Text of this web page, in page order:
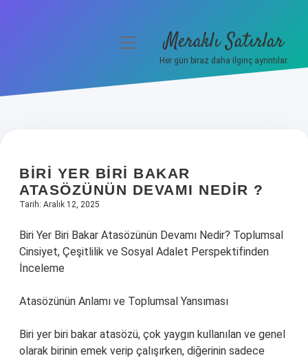
Hakkımızda
menüyü
Meraklı Satırlar
Her gün biraz daha ilginç ayrıntılar.
BIRI YER BIRI BAKAR
ATASÖZÜNÜN DEVAMI NEDIR ?
Tarih: Aralık 12, 2025
Biri Yer Biri Bakar Atasözünün Devamı Nedir? Toplumsal
Cinsiyet, Çeşitlilik ve Sosyal Adalet Perspektifinden
İnceleme
Atasözünün Anlamı ve Toplumsal Yansıması
Biri yer biri bakar atasözü, çok yaygın kullanılan ve genel
olarak birinin emek verip çalışırken, diğerinin sadece